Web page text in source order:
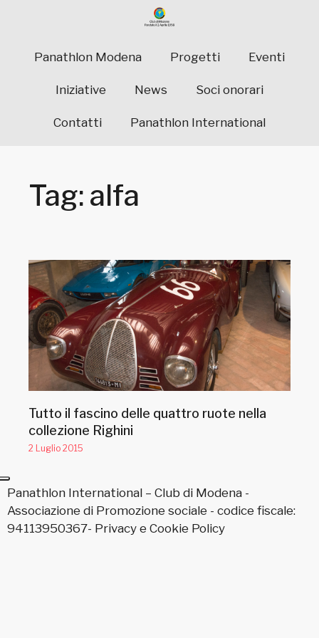
Panathlon Modena Progetti Eventi
Iniziative News Soci onorari
Contatti Panathlon International
Tag: alfa
Tutto il fascino delle quattro ruote nella
collezione Righini
2 Luglio 2015
Panathlon International – Club di Modena -
Associazione di Promozione sociale - codice fiscale:
94113950367- Privacy e Cookie Policy